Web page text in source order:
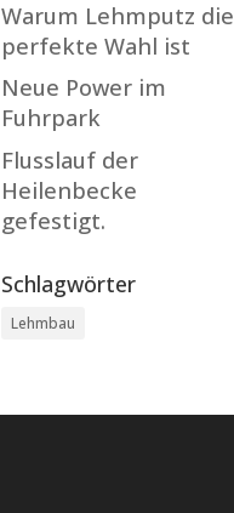
Warum Lehmputz die
perfekte Wahl ist
Neue Power im
Fuhrpark
Flusslauf der
Heilenbecke
gefestigt.
Schlagwörter
Lehmbau